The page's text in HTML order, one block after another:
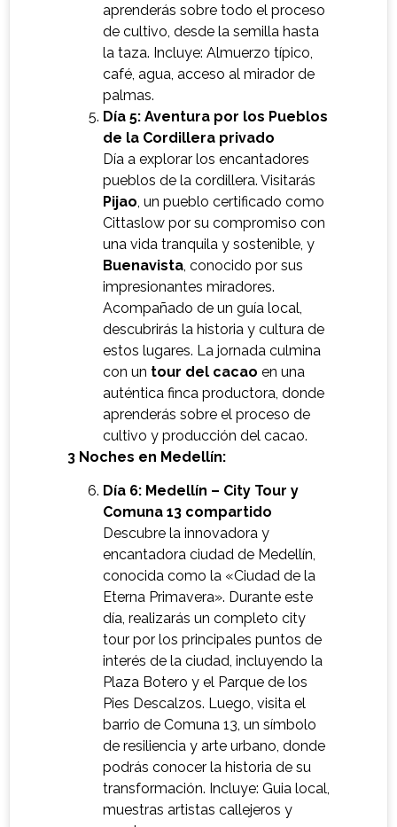
aprenderás sobre todo el proceso
de cultivo, desde la semilla hasta
la taza. Incluye: Almuerzo típico,
café, agua, acceso al mirador de
palmas.
Día 5: Aventura por los Pueblos
de la Cordillera privado
Día a explorar los encantadores
pueblos de la cordillera. Visitarás
Pijao , un pueblo certificado como
Cittaslow por su compromiso con
una vida tranquila y sostenible, y
Buenavista , conocido por sus
impresionantes miradores.
Acompañado de un guía local,
descubrirás la historia y cultura de
estos lugares. La jornada culmina
con un tour del cacao en una
auténtica finca productora, donde
aprenderás sobre el proceso de
cultivo y producción del cacao.
3 Noches en Medellín:
Día 6: Medellín – City Tour y
Comuna 13 compartido
Descubre la innovadora y
encantadora ciudad de Medellín,
conocida como la «Ciudad de la
Eterna Primavera». Durante este
día, realizarás un completo city
tour por los principales puntos de
interés de la ciudad, incluyendo la
Plaza Botero y el Parque de los
Pies Descalzos. Luego, visita el
barrio de Comuna 13, un símbolo
de resiliencia y arte urbano, donde
podrás conocer la historia de su
transformación. Incluye: Guia local,
muestras artistas callejeros y